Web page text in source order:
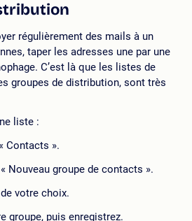
régulièrement des mails à un
taper les adresses une par une
C’est là que les listes de
groupes de distribution, sont très
liste :
Contacts ».
Nouveau groupe de contacts ».
votre choix.
groupe, puis enregistrez.